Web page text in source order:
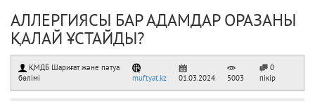
АЛЛЕРГИЯСЫ БАР АДАМДАР ОРАЗАНЫ
ҚАЛАЙ ҰСТАЙДЫ?
ҚМДБ Шариғат және пәтуа
бөлімі
muftyat.kz 01.03.2024 5003
0
пікір